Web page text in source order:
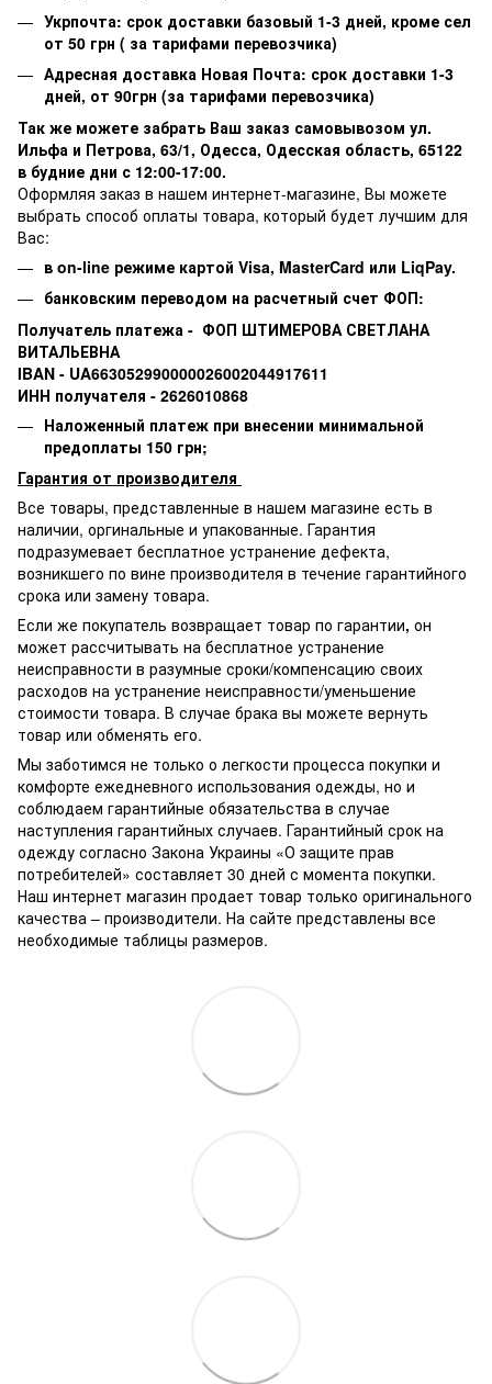
Укрпочта: срок доставки базовый 1-3 дней, кроме сел
от 50 грн ( за тарифами перевозчика)
Адресная доставка Новая Почта: срок доставки 1-3
дней, от 90грн (за тарифами перевозчика)
Так же можете забрать Ваш заказ самовывозом ул.
Ильфа и Петрова, 63/1, Одесса, Одесская область, 65122
в будние дни с 12:00-17:00.
Оформляя заказ в нашем интернет-магазине, Вы можете
выбрать способ оплаты товара, который будет лучшим для
Вас:
в on-line режиме картой Visa, MasterCard или LiqPay.
банковским переводом на расчетный счет ФОП:
Получатель платежа - ФОП ШТИМЕРОВА СВЕТЛАНА
ВИТАЛЬЕВНА
IBAN - UA663052990000026002044917611
ИНН получателя - 2626010868
Наложенный платеж при внесении минимальной
предоплаты 150 грн;
Гарантия от производителя
Все товары, представленные в нашем магазине есть в
наличии, оргинальные и упакованные. Гарантия
подразумевает бесплатное устранение дефекта,
возникшего по вине производителя в течение гарантийного
срока или замену товара.
Если же покупатель возвращает товар по гарантии, он
может рассчитывать на бесплатное устранение
неисправности в разумные сроки/компенсацию своих
расходов на устранение неисправности/уменьшение
стоимости товара. В случае брака вы можете вернуть
товар или обменять его.
Мы заботимся не только о легкости процесса покупки и
комфорте ежедневного использования одежды, но и
соблюдаем гарантийные обязательства в случае
наступления гарантийных случаев. Гарантийный срок на
одежду согласно Закона Украины «О защите прав
потребителей» составляет 30 дней с момента покупки.
Наш интернет магазин продает товар только оригинального
качества – производители. На сайте представлены все
необходимые таблицы размеров.